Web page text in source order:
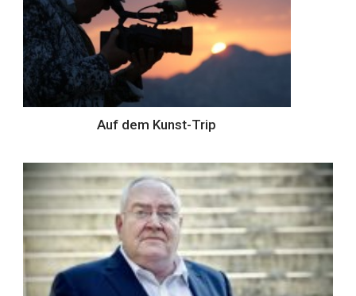
Auf dem Kunst-Trip